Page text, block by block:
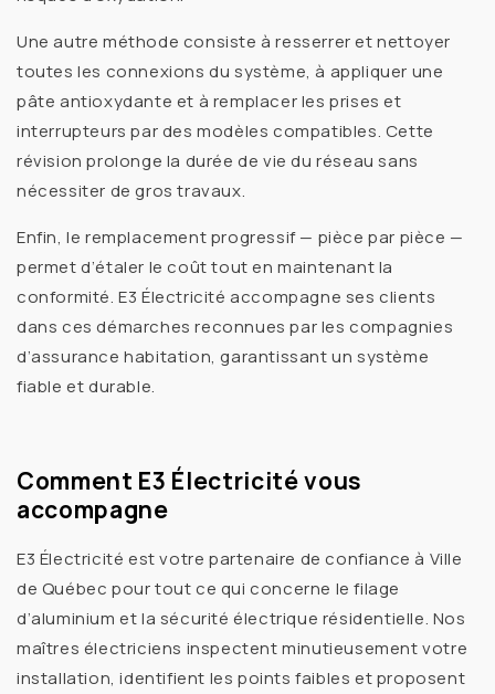
Une autre méthode consiste àresserrer et nettoyer
toutes les connexions du système, à appliquer une
pâte antioxydante et à remplacer lesprises et
interrupteurs par des modèles compatibles. Cette
révision prolonge la durée de vie du réseau sans
nécessiter de gros travaux.
Enfin, le remplacement progressif— pièce par pièce —
permet d’étaler le coût tout en maintenant la
conformité. E3 Électricité accompagne ses clients
dans ces démarches reconnues par les compagnies
d’assurance habitation, garantissant un système
fiable et durable.
Comment E3 Électricité vous
accompagne
E3 Électricité est votrepartenaire de confiance à Ville
de Québec pour tout ce qui concerne lefilage
d’aluminium et la sécurité électrique résidentielle. Nos
maîtres électriciens inspectent minutieusement votre
installation, identifient les points faibles et proposent